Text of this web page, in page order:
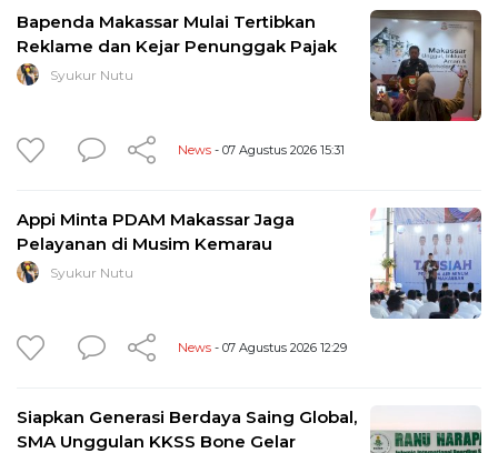
Bapenda Makassar Mulai Tertibkan
Reklame dan Kejar Penunggak Pajak
Syukur Nutu
News - 07 Agustus 2026 15:31
Appi Minta PDAM Makassar Jaga
Pelayanan di Musim Kemarau
Syukur Nutu
News - 07 Agustus 2026 12:29
Siapkan Generasi Berdaya Saing Global,
SMA Unggulan KKSS Bone Gelar